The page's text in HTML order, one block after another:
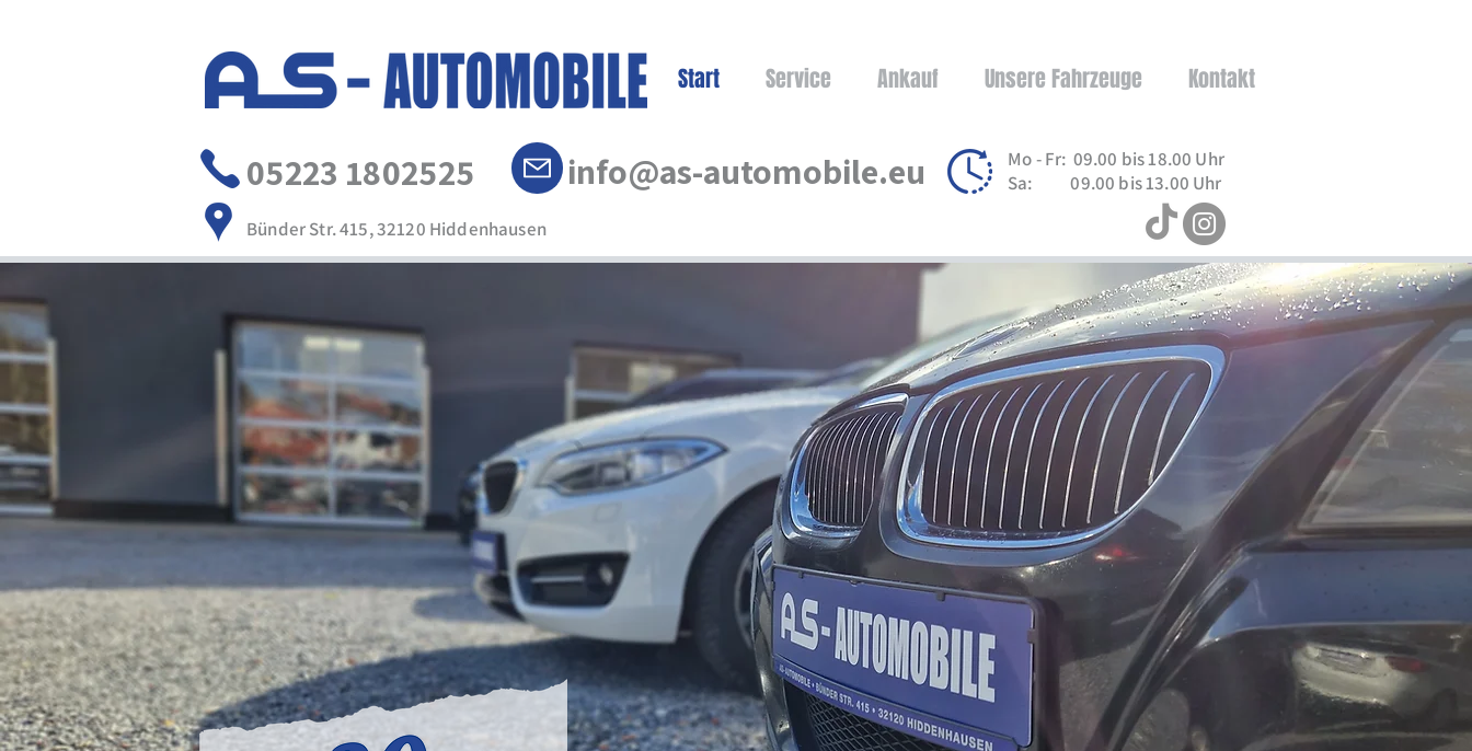
Start Service Ankauf Unsere Fahrzeuge Kontakt
05223 1802525 info@as-automobile.eu
Mo - Fr: 09.00 bis 18.00 Uhr
Sa: 09.00 bis 13.00 Uhr
Bünder Str. 415, 32120 Hiddenhausen